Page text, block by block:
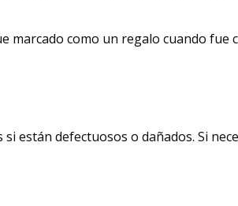
marcado como un regalo cuando
están defectuosos o dañados. Si